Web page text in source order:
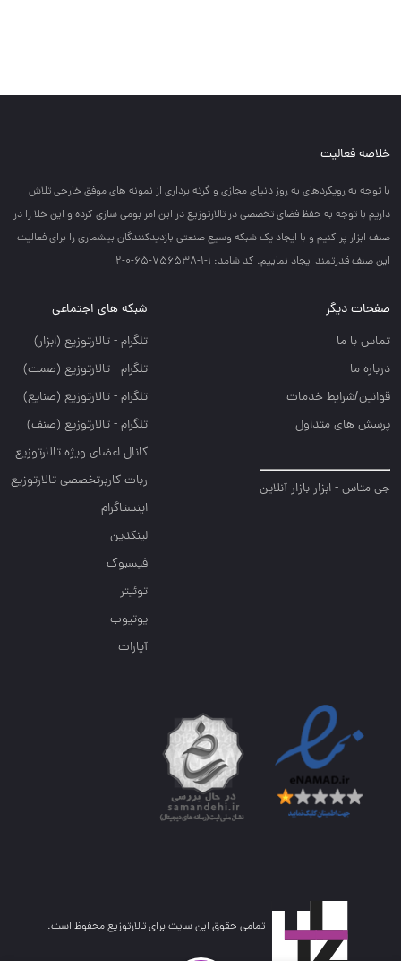
خلاصه فعالیت
با توجه به رويكردهاي به روز دنياي مجازي و گرته برداري از نمونه هاي موفق خارجي تلاش
داريم با توجه به حفظ فضاي تخصصي در تالارتوزيع در اين امر بومي سازي كرده و اين خلا را در
صنف ابزار پر كنيم و با ايجاد يك شبكه وسيع صنعتي بازديدكنندگان بيشماري را براي فعاليت
اين صنف قدرتمند ايجاد نماييم. کد شامد: 1-1-756538-65-0-2
صفحات دیگر
تماس با ما
درباره ما
قوانین/شرایط خدمات
پرسش های متداول
جی متاس - ابزار بازار آنلاین
شبکه های اجتماعی
تلگرام - تالارتوزيع (ابزار)
تلگرام - تالارتوزيع (صمت)
تلگرام - تالارتوزيع (صنايع)
تلگرام - تالارتوزیع (صنف)
کانال اعضای ویژه تالارتوزیع
ربات کاربرتخصصی تالارتوزیع
اینستاگرام
لینکدین
فیسبوک
توئیتر
یوتیوب
آپارات
تمامی حقوق این سایت برای تالارتوزیع محفوظ است.